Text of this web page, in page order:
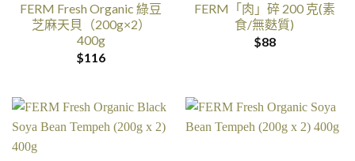
FERM Fresh Organic 綠豆
芝麻天貝（200g×2）
400g
$116
FERM「肉」碎 200 克(素
食/無麩質)
$88